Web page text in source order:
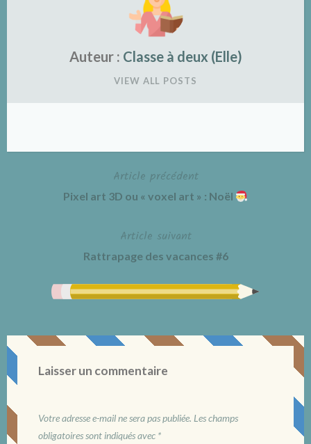
Auteur : Classe à deux (Elle)
VIEW ALL POSTS
Article précédent
Pixel art 3D ou « voxel art » : Noël
Article suivant
Rattrapage des vacances #6
Laisser un commentaire
Votre adresse e-mail ne sera pas publiée. Les champs
obligatoires sont indiqués avec *